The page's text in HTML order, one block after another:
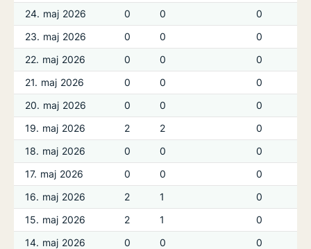
24. maj 2026
0 0
0
23. maj 2026
0 0
0
22. maj 2026
0 0
0
21. maj 2026
0 0
0
20. maj 2026
0 0
0
19. maj 2026
2 2
0
18. maj 2026
0 0
0
17. maj 2026
0 0
0
16. maj 2026
2 1
0
15. maj 2026
2 1
0
14. maj 2026
0 0
0